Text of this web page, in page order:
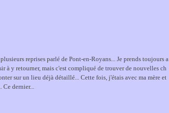
reprises parlé de Pont-en-Royans... Je prends toujours a
à y retourner, mais c'est compliqué de trouver de nouvelles ch
sur un lieu déjà détaillé... Cette fois, j'étais avec ma mère et
Ce dernier...